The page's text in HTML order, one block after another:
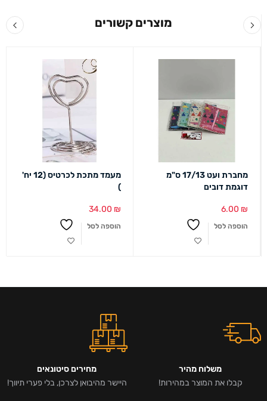
מוצרים קשורים
מחברת ועט 17/13 ס"מ
דוגמת דובים
6.00 ₪
הוספה לסל
מעמד מתכת לכרטיס (12 יח'
)
34.00 ₪
הוספה לסל
משלוח מהיר
קבלו את המוצר במהירות!
מחירים סיטונאים
היישר מהיבואן לצרכן, בלי פערי תיווך!